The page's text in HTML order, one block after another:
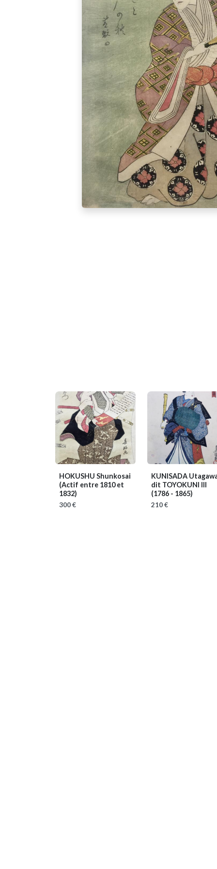
HOKUSHU Shunkosai
(Actif entre 1810 et
1832)
300 €
KUNISADA
dit TOYOKUNI III
(1786 - 1865)
210 €